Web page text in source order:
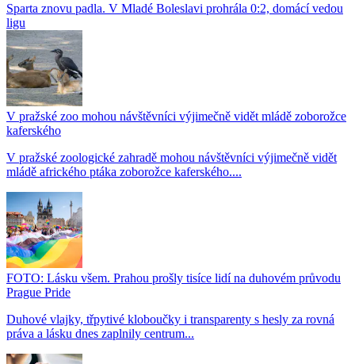
Sparta znovu padla. V Mladé Boleslavi prohrála 0:2, domácí vedou
ligu
V pražské zoo mohou návštěvníci výjimečně vidět mládě zoborožce
kaferského
V pražské zoologické zahradě mohou návštěvníci výjimečně vidět
mládě afrického ptáka zoborožce kaferského....
FOTO: Lásku všem. Prahou prošly tisíce lidí na duhovém průvodu
Prague Pride
Duhové vlajky, třpytivé kloboučky i transparenty s hesly za rovná
práva a lásku dnes zaplnily centrum...